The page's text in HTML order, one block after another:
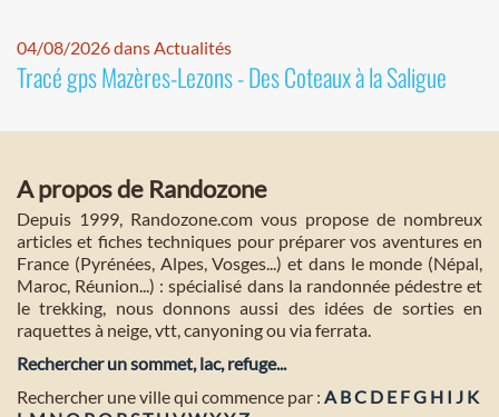
04/08/2026 dans Actualités
Tracé gps Mazères-Lezons - Des Coteaux à la Saligue
A propos de Randozone
Depuis 1999, Randozone.com vous propose de nombreux
articles et fiches techniques pour préparer vos aventures en
France (Pyrénées, Alpes, Vosges...) et dans le monde (Népal,
Maroc, Réunion...) : spécialisé dans la randonnée pédestre et
le trekking, nous donnons aussi des idées de sorties en
raquettes à neige, vtt, canyoning ou via ferrata.
Rechercher un sommet, lac, refuge...
Rechercher une ville qui commence par : A BC D E FG H I J K